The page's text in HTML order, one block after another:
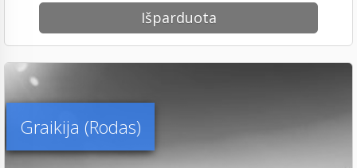
Išparduota
Graikija (Rodas)